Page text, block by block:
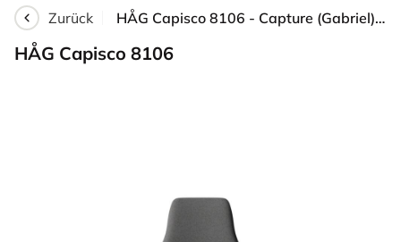
Zurück HÅG Capisco 8106 - Capture (Gabriel) - Wolle / Polyamid - CPT4601 - Dark grey - Blush Rose - 265 mm (Sitzhöhe 53-79cm) - Harte Rollen für weiche Böden
HÅG Capisco 8106